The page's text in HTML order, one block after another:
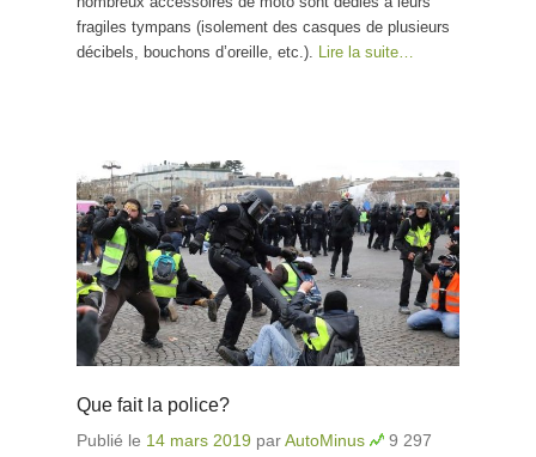
fragiles tympans (isolement des casques de plusieurs
décibels, bouchons d’oreille, etc.). Lire la suite…
Que fait la police?
Publié le 14 mars 2019 parAutoMinus
9 297